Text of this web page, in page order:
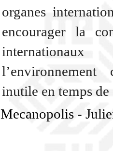
organes
encourager la
inutile en temps
Mecanopolis -